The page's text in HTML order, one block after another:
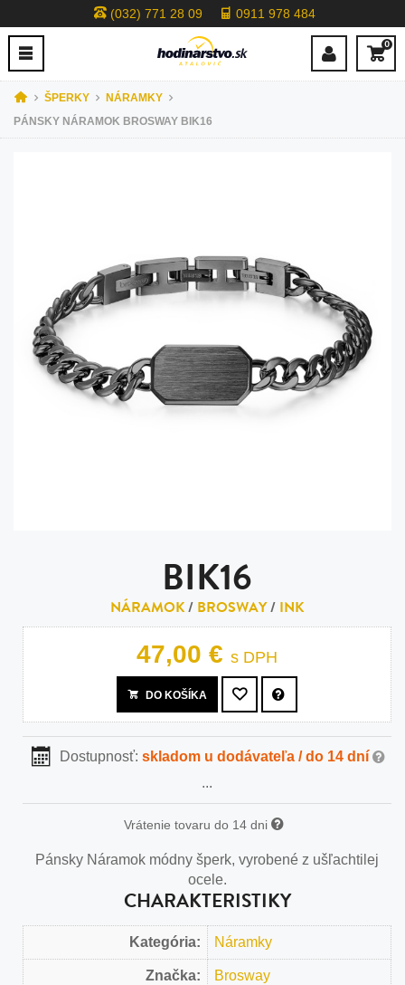
(032) 771 28 09 0911 978 484
0
ŠPERKY
NÁRAMKY
PÁNSKY NÁRAMOK BROSWAY BIK16
BIK16
NÁRAMOK/ BROSWAY/ INK
47,00 € s DPH
DO KOŠÍKA
Dostupnosť: skladom u dodávateľa / do 14 dní
...
Vrátenie tovaru do 14 dni
Pánsky Náramok módny šperk, vyrobené z ušľachtilej
ocele.
CHARAKTERISTIKY
Kategória: Náramky
Značka: Brosway